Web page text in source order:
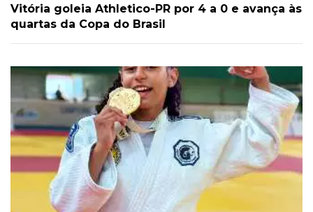
Vitória goleia Athletico-PR por 4 a 0 e avança às
quartas da Copa do Brasil